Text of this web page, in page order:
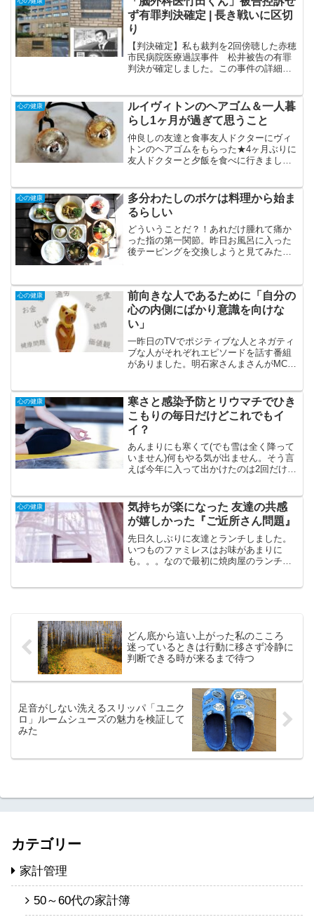
ず有罪判決確定 | 長き戦いに区切
り
【判決確定】私も裁判を2回傍聴した赤穂
市民病院医療過誤事件 松井被告の有罪
判決が確定しました。この事件の詳細や
めます。また、被害者のお嬢さんのブロ
グ「市民病院医療過誤記...
心の健康
ルイヴィトンのヘアゴム＆一人暮
らし1ヶ月が過ぎて思うこと
仲良しの友達と食事友人ドクターにヴィ
トンのヘアゴムをもらった★4ヶ月ぶりに
友人ドクターと夕飯を食べに行きまし
ているお年寄りを一人を見送ったあとで
食事に出てきてくれました...
心の健康
多分わたしのボケは料理から始ま
るらしい
どういうことだ？！あれだけ腫れて痛か
った指の第一関節。昨日お風呂に入った
後テーピングを交換しようと見てみた
伸びきった皮膚が元に戻った感じです
(;^ω^)そういえば痛みも...
心の健康
前向きな人であるために「自分の
心の内側にばかり意識を向けな
い」
一昨日のTVでポジティブな人とネガティ
ブな人がそれぞれエピソードを話す番組
がありました。明石家さんまさんがMCで
したか？あなたは、わたしは、ネガティ
ブな人？ポジティブな...
心の健康
寒さと感染予防とリウマチでひき
こもりの毎日だけどこれでもイ
イ？
あんまりにも寒くて(でも雪は全く降って
いません)何もやる気が出ません。そう言
えば今年に入って出かけたのは2回だけで
う１回はスーパーに行っただけ。寒さと
感染予防とリウマチ...
心の健康
気持ちが楽になった 友達の共感
が嬉しかった『ご近所さん問題』
先日久しぶりに友達とランチしました。
いつものファミレスはお味があまりに
も。。。なので最初に焼肉屋のランチを
どん底から這い上がった私のこころ
迷っているときは行動に移さず冷静に
判断できる時が来るまで待つ
足音がしない洗えるスリッパ「ユニク
ロ」ルームシューズの魅力を検証して
みた
カテゴリー
家計管理
50～60代の家計簿